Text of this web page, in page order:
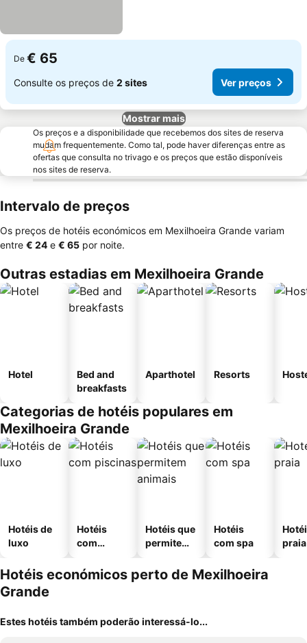
De € 65
Consulte os preços de 2 sites Ver preços
Mostrar mais
Os preços e a disponibilidade que recebemos dos sites de reserva
mudam frequentemente. Como tal, pode haver diferenças entre as
ofertas que consulta no trivago e os preços que estão disponíveis
nos sites de reserva.
Intervalo de preços
Os preços de hotéis económicos em Mexilhoeira Grande variam
entre ‎€ 24 e ‎€ 65 por noite.
Outras estadias em Mexilhoeira Grande
Hotel
Bed and
breakfasts
Aparthotel Resorts
Categorias de hotéis populares em
Mexilhoeira Grande
Hotéis de
luxo
Hotéis
com
Hotéis que
permitem
Hotéis
com spa
praia
Hotéis económicos perto de Mexilhoeira
Grande
Estes hotéis também poderão interessá-lo...